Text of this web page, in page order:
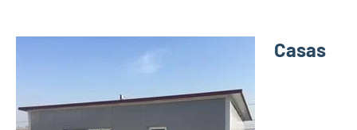
Casas